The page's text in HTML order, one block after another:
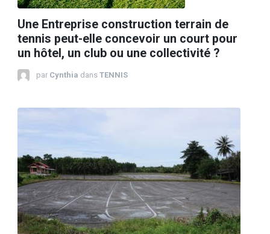
Une Entreprise construction terrain de
tennis peut-elle concevoir un court pour
un hôtel, un club ou une collectivité ?
par Cynthia dans TENNIS